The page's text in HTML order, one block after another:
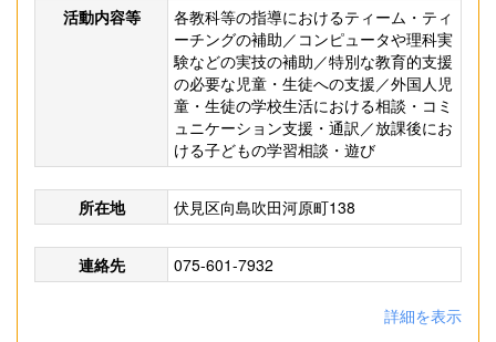
活動内容等
各教科等の指導におけるティーム・ティ
ーチングの補助／コンピュータや理科実
験などの実技の補助／特別な教育的支援
の必要な児童・生徒への支援／外国人児
童・生徒の学校生活における相談・コミ
ュニケーション支援・通訳／放課後にお
ける子どもの学習相談・遊び
所在地 伏見区向島吹田河原町138
連絡先 075-601-7932
詳細を表示